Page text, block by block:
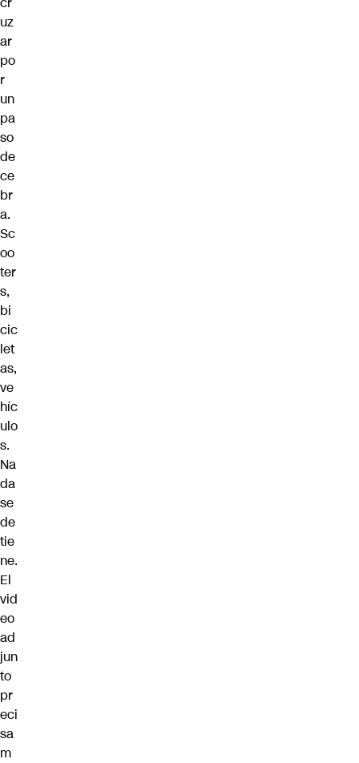
uz
ar
po
r
un
pa
so
de
ce
br
a.
Sc
oo
ter
s,
bi
cic
let
as,
ve
híc
ulo
s.
Na
da
se
de
tie
ne.
El
vid
eo
ad
jun
to
pr
eci
sa
m